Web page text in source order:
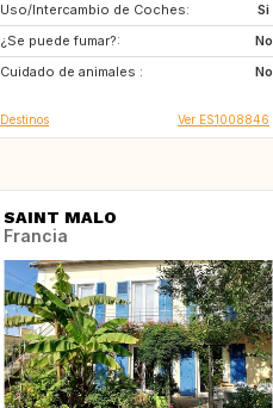
Uso/Intercambio de Coches:
Si
¿Se puede fumar?:
No
Cuidado de animales :
No
ES
Destinos Ver ES1008846
SAINT MALO
Francia